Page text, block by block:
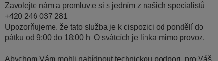
Zavolejte nám a promluvte si s jedním z našich specialistů
+420 246 037 281
Upozorňujeme, že tato služba je k dispozici od pondělí do
pátku od 9:00 do 18:00 h. O svátcích je linka mimo provoz.
Abychom Vám mohli nabídnout technickou podporu pro Váš